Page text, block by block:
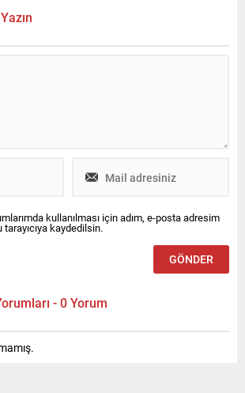
temsil
ve
kullanılması için adım, e-posta adresim
kaydedilsin.
- 0 Yorum